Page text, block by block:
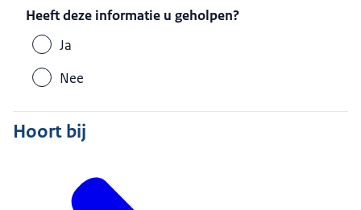
Heeft deze informatie u geholpen?
Ja
Nee
Hoort bij